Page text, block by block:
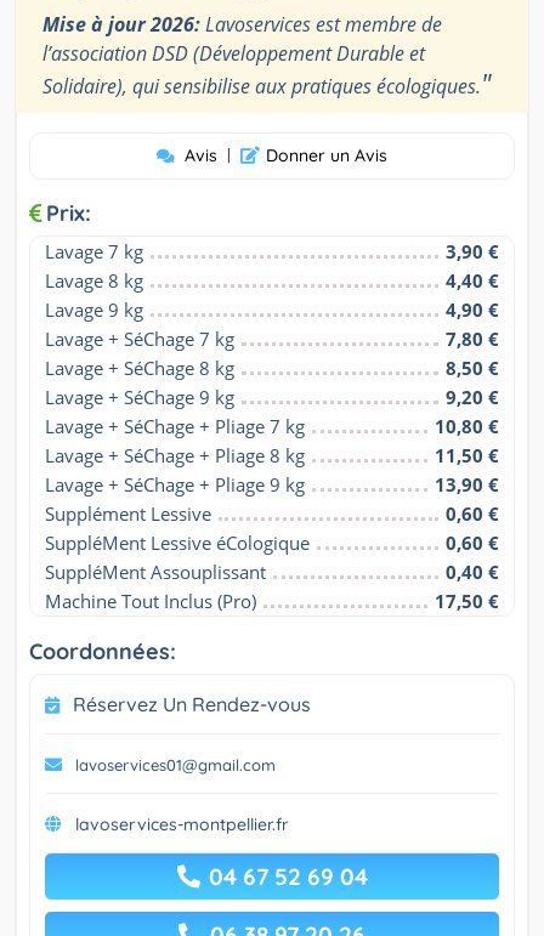
Mise à jour 2026:Lavoservices est membre de
l’association DSD (Développement Durable et
Solidaire), qui sensibilise aux pratiques écologiques."
Avis | Donner un Avis
Prix:
Lavage 7 kg
3,90 €
Lavage 8 kg
4,40 €
Lavage 9 kg
4,90 €
Lavage + SéChage 7 kg
7,80 €
Lavage + SéChage 8 kg
8,50 €
Lavage + SéChage 9 kg
9,20 €
Lavage + SéChage + Pliage 7 kg
10,80 €
Lavage + SéChage + Pliage 8 kg
11,50 €
Lavage + SéChage + Pliage 9 kg
13,90 €
Supplément Lessive
0,60 €
SuppléMent Lessive éCologique
0,60 €
SuppléMent Assouplissant
0,40 €
Machine Tout Inclus (Pro)
17,50 €
Coordonnées:
Réservez Un Rendez-vous
lavoservices01@gmail.com
lavoservices-montpellier.fr
04 67 52 69 04